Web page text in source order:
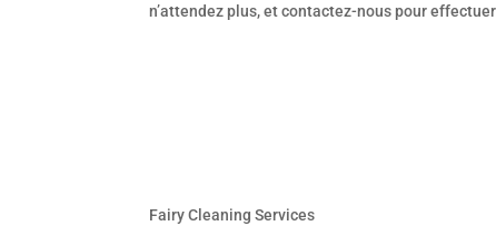
n’attendez plus, et contactez-nous pour
Fairy Cleaning Services